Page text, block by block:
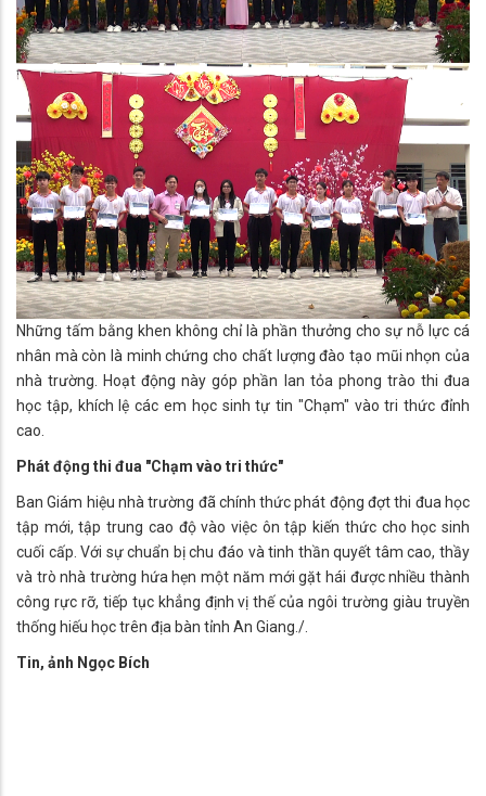
Những tấm bằng khen không chỉ là phần thưởng cho sự nỗ lực cá
nhân mà còn là minh chứng cho chất lượng đào tạo mũi nhọn của
nhà trường. Hoạt động này góp phần lan tỏa phong trào thi đua
học tập, khích lệ các em học sinh tự tin "Chạm" vào tri thức đỉnh
cao.
Phát động thi đua "Chạm vào tri thức"
Ban Giám hiệu nhà trường đã chính thức phát động đợt thi đua học
tập mới, tập trung cao độ vào việc ôn tập kiến thức cho học sinh
cuối cấp. Với sự chuẩn bị chu đáo và tinh thần quyết tâm cao, thầy
và trò nhà trường hứa hẹn một năm mới gặt hái được nhiều thành
công rực rỡ, tiếp tục khẳng định vị thế của ngôi trường giàu truyền
thống hiếu học trên địa bàn tỉnh An Giang./.
Tin, ảnh Ngọc Bích